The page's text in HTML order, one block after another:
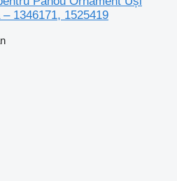
1346171, 1525419